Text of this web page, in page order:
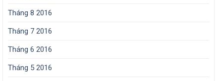
Tháng 8 2016
Tháng 7 2016
Tháng 6 2016
Tháng 5 2016